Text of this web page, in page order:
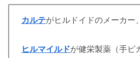
カルテがヒルドイドのメーカー
ヒルマイルドが健栄製薬（手ピ